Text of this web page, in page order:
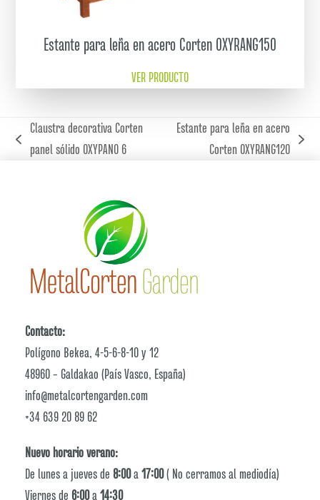
Estante para leña en acero Corten OXYRANG150
VER PRODUCTO
previous
Claustra decorativa Corten
panel sólido OXYPANO 6
Estante para leña en acero
Corten OXYRANG120
Contacto:
Polígono Bekea, 4-5-6-8-10 y 12
48960 – Galdakao (País Vasco, España)
info@metalcortengarden.com
+34 639 20 89 62
Nuevo horario verano:
De lunes a jueves de 8:00a17:00( No cerramos al mediodía)
Viernes de 6:00a 14:30